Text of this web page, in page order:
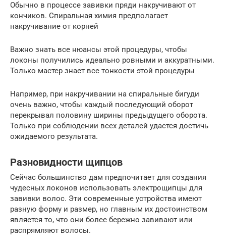
Обычно в процессе завивки пряди накручивают от
кончиков. Спиральная химия предполагает
накручивание от корней
Важно знать все нюансы этой процедуры, чтобы
локоны получились идеально ровными и аккуратными.
Только мастер знает все тонкости этой процедуры
Например, при накручивании на спиральные бигуди
очень важно, чтобы каждый последующий оборот
перекрывал половину ширины предыдущего оборота.
Только при соблюдении всех деталей удастся достичь
ожидаемого результата.
Разновидности щипцов
Сейчас большинство дам предпочитает для создания
чудесных локонов использовать электрощипцы для
завивки волос. Эти современные устройства имеют
разную форму и размер, но главным их достоинством
является то, что они более бережно завивают или
распрямляют волосы.